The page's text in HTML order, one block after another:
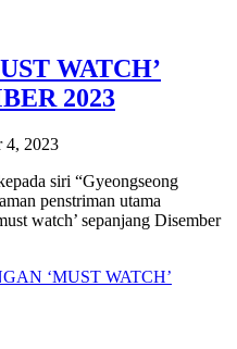
WATCH’
2023
4, 2023
siri “Gyeongseong
penstriman utama
watch’ sepanjang Disember
‘MUST WATCH’